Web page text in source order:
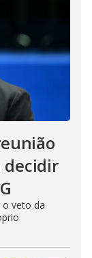
decidir
o veto da